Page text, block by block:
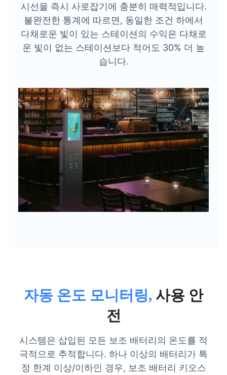
시선을 즉시 사로잡기에 충분히 매력적입니다.
불완전한 통계에 따르면, 동일한 조건 하에서
다채로운 빛이 있는 스테이션의 수익은 다채로
운 빛이 없는 스테이션보다 적어도 30% 더 높
습니다.
자동 온도 모니터링, 사용 안
전
시스템은 삽입된 모든 보조 배터리의 온도를 적
극적으로 추적합니다. 하나 이상의 배터리가 특
정 한계 이상/이하인 경우, 보조 배터리 키오스